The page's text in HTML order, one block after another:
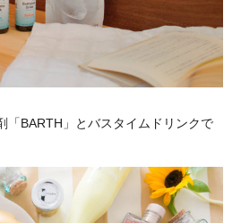
「BARTH」とバスタイムドリンクで